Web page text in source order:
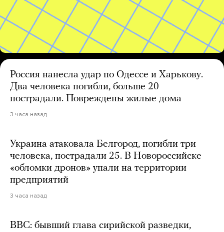
Россия нанесла удар по Одессе и Харькову.
Два человека погибли, больше 20
пострадали. Повреждены жилые дома
3 часа назад
Украина атаковала Белгород, погибли три
человека, пострадали 25. В Новороссийске
«обломки дронов» упали на территории
предприятий
3 часа назад
BBC: бывший глава сирийской разведки,